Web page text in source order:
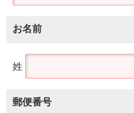
お名前
姓
郵便番号